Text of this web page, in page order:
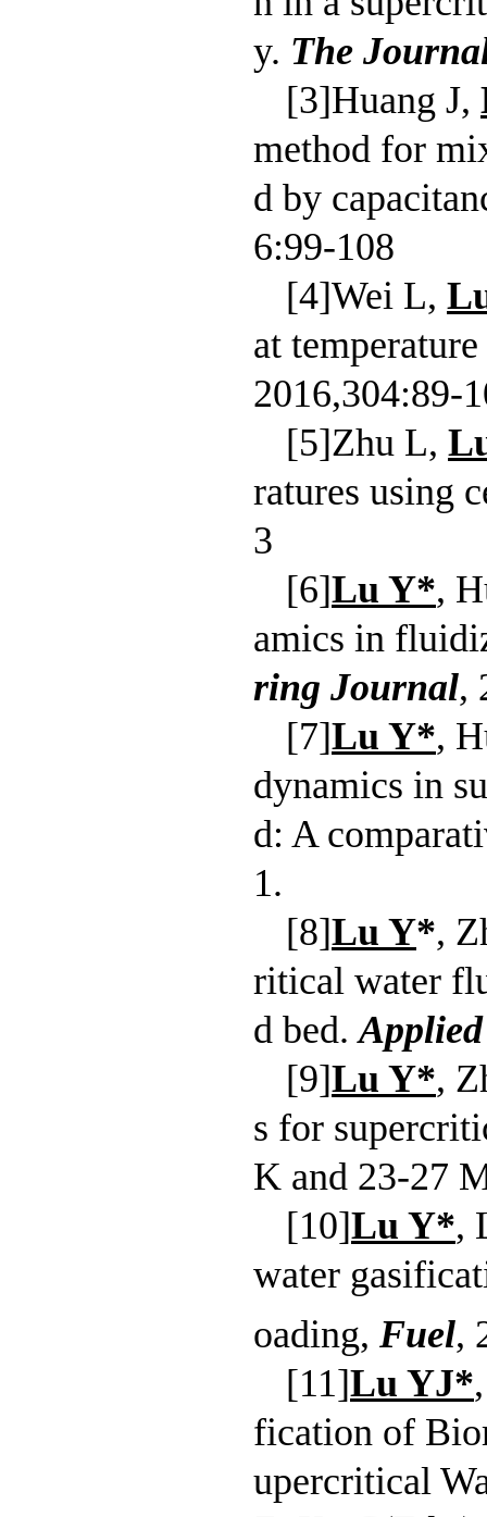
y. The
[3]Huang J,
method for
d by
6:99-108
[4]Wei L,
at
2016,304:89-
[5]Zhu L,
ratures using
3
[6]Lu Y*,
amics in
ring Journal,
[7]Lu Y*,
dynamics in
d: A
1.
[8]Lu Y*,
ritical water
d bed.
[9]Lu Y*,
s for
K and 23-27
[10]Lu Y*,
water
oading, Fuel,
[11]Lu YJ*
fication of
upercritical